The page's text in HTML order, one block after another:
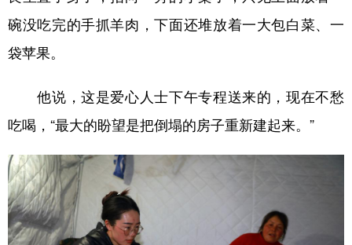
碗没吃完的手抓羊肉，下面还堆放着一大包白菜、一
袋苹果。
他说，这是爱心人士下午专程送来的，现在不愁
吃喝，“最大的盼望是把倒塌的房子重新建起来。”